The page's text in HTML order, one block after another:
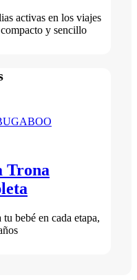
activas en los viajes
y sencillo
Trona
bebé en cada etapa,